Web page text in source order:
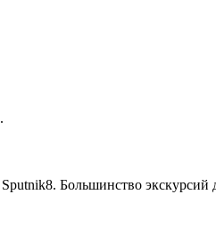
Большинство экскурсий